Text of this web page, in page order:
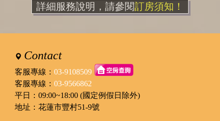
詳細服務說明，請參閱訂房須知！
Contact
客服專線： 03-9108509
客服專線： 03-9566862
平日：09:00~18:00 (國定例假日除外)
地址：花蓮市豐村51-9號